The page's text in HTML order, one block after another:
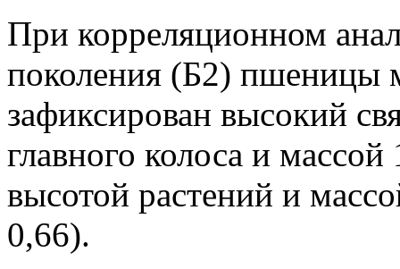
При корреляционном
поколения (Б2) пшеницы
зафиксирован высокий
главного колоса и
высотой растений и
0,66).